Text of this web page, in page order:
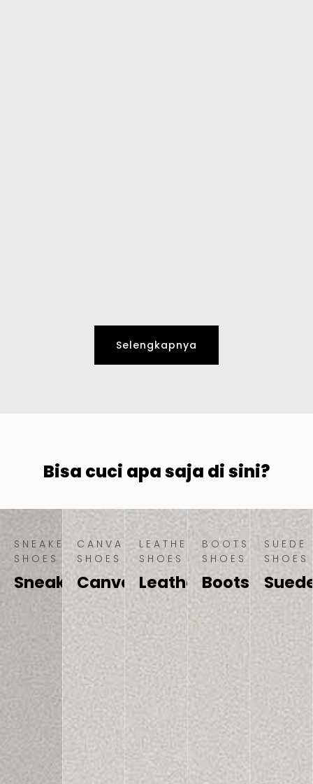
Selengkapnya
Bisa cuci apa saja di sini?
SNEAKER
SHOES
Sneaker
CANVAS
SHOES
Canvas
LEATHER
SHOES
Leather
BOOTS
SHOES
Boots
SUEDE
SHOES